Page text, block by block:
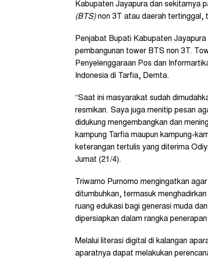
Kabupaten Jayapura dan sekitarnya
(BTS)non 3T atau daerah tertinggal,
Penjabat Bupati Kabupaten
pembangunan tower BTS non 3T.
Penyelenggaraan Pos dan
Indonesia di Tarfia, Demta.
“Saat ini masyarakat sudah
resmikan. Saya juga menitip pesan
didukung mengembangkan dan
kampung Tarfia maupun kampung-
keterangan tertulis yang diterima
Jumat (21/4).
Triwarno Purnomo mengingatkan
ditumbuhkan, termasuk
ruang edukasi bagi generasi muda
dipersiapkan dalam rangka penerapan
Melalui literasi digital di kalangan
aparatnya dapat melakukan